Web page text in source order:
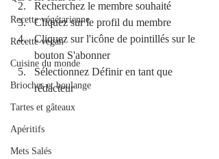
Recette végétarienne
Recette végan
Cuisine du monde
Brioches et boulange
Tartes et gâteaux
Apéritifs
Mets Salés
Recherchez le membre souhaité
Cliquez sur le profil du membre
Cliquez sur l'icône de pointillés sur le
bouton S'abonner
Sélectionnez Définir en tant que
rédacteur